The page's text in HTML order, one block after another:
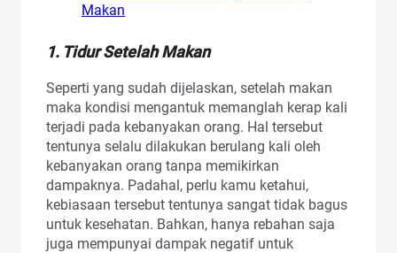
Makan
1. Tidur Setelah Makan
Seperti yang sudah dijelaskan, setelah makan
maka kondisi mengantuk memanglah kerap kali
terjadi pada kebanyakan orang. Hal tersebut
tentunya selalu dilakukan berulang kali oleh
kebanyakan orang tanpa memikirkan
dampaknya. Padahal, perlu kamu ketahui,
kebiasaan tersebut tentunya sangat tidak bagus
untuk kesehatan. Bahkan, hanya rebahan saja
juga mempunyai dampak negatif untuk